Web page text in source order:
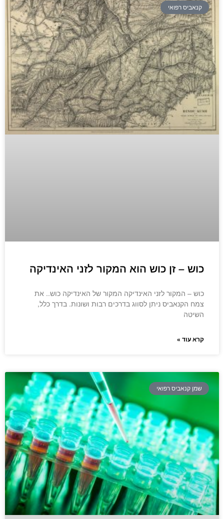
קנאביס רפואי
כוש – זן כוש הוא המקור לזני האינדיקה
כוש – המקור לזני האינדיקה המקור של האינדיקה כוש.. את
צמח הקנאביס ניתן לסווג בדרכים רבות ושונות. בדרך כלל,
השיטה
קרא עוד »
שמן קנאביס רפואי